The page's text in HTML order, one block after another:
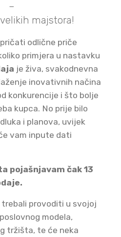
–
majstora!
odlične priče
primjera u nastavku
je živa, svakodnevna
inovativnih načina
konkurencije i što bolje
kupca. No prije bilo
i planova, uvijek
vam inpute dati
pojašnjavam čak 13
provoditi u svojoj
modela,
tržišta, te će neka